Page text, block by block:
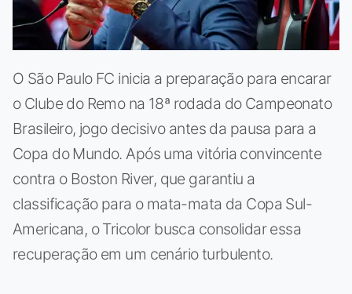
O São Paulo FC inicia a preparação para encarar
o Clube do Remo na 18ª rodada do Campeonato
Brasileiro, jogo decisivo antes da pausa para a
Copa do Mundo. Após uma vitória convincente
contra o Boston River, que garantiu a
classificação para o mata-mata da Copa Sul-
Americana, o Tricolor busca consolidar essa
recuperação em um cenário turbulento.